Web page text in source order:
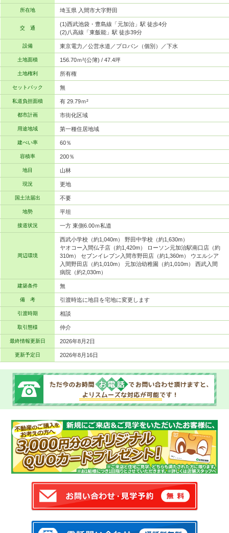
所在地 埼玉県 入間市大字野田
交 通
(1)西武池袋・豊島線「元加治」駅 徒歩4分
(2)八高線「東飯能」駅 徒歩39分
設備 東京電力／公営水道／プロパン（個別）／下水
土地面積 156.70ｍ²(公簿) / 47.4坪
土地権利 所有権
セットバック 無
私道負担面積 有 29.79ｍ²
都市計画 市街化区域
用途地域 第一種住居地域
建ぺい率 60％
容積率 200％
地目 山林
現況 更地
国土法届出 不要
地勢 平坦
接道状況 一方 東側6.00ｍ私道
周辺環境
西武小学校（約1,040m） 野田中学校（約1,630m）
ヤオコー入間仏子店（約1,420m） ローソン元加治駅南口店（約
310m） セブンイレブン入間市野田店（約1,360m） ウエルシア
入間野田店（約1,010m） 元加治幼稚園（約1,010m） 西武入間
病院（約2,030m）
建築条件 無
備 考 引渡時迄に地目を宅地に変更します
引渡時期 相談
取引態様 仲介
最終情報更新日 2026年8月2日
更新予定日 2026年8月16日